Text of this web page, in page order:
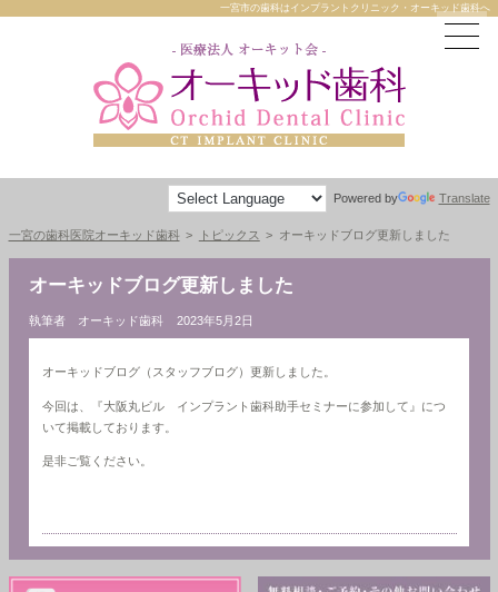
一宮市の歯科はインプラントクリニック・オーキッド歯科へ
Powered by Translate
一宮の歯科医院オーキッド歯科 トピックス オーキッドブログ更新しました
オーキッドブログ更新しました
執筆者 オーキッド歯科 2023年5月2日
オーキッドブログ（スタッフブログ）更新しました。
今回は、『大阪丸ビル インプラント歯科助手セミナーに参加して』につ
いて掲載しております。
是非ご覧ください。